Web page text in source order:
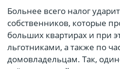
Больнее всего налог
собственников, которые
больших квартирах и при
льготниками, а также по
домовладельцам. Так,